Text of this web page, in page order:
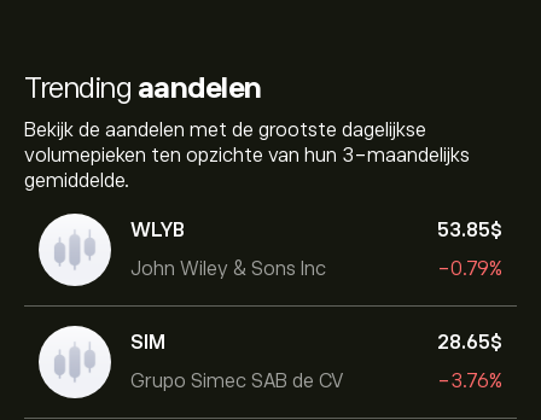
Trending aandelen
Bekijk de aandelen met de grootste dagelijkse
volumepieken ten opzichte van hun 3-maandelijks
gemiddelde.
WLYB
John Wiley & Sons Inc
53.85‎$‎
-0.79%
SIM
Grupo Simec SAB de CV
28.65‎$‎
-3.76%